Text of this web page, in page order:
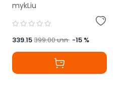
mykLiu
339.15399.00บาท -15 %